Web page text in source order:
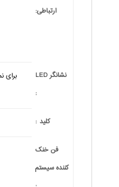
ارتباطی:
نشانگر LED
:
کلید :
فن خنک
کننده سیستم